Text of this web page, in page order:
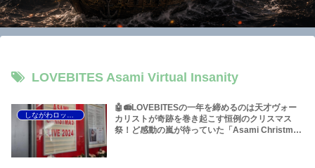
LOVEBITES Asami Virtual Insanity
🤖📻LOVEBITESの一年を締めるのは天才ヴォー
カリストが奇跡を巻き起こす恒例のクリスマス
祭！ど感動の嵐が待っていた「Asami Christmas